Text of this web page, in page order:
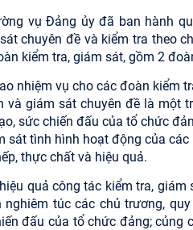
vụ Đảng ủy đã ban hành
chuyên đề và kiểm tra theo
kiểm tra, giám sát, gồm 2
nhiệm vụ cho các đoàn kiểm
và giám sát chuyên đề là một
sức chiến đấu của tổ chức
sát tình hình hoạt động của
thực chất và hiệu quả.
quả công tác kiểm tra,
túc các chủ trương,
đấu của tổ chức đảng; củng